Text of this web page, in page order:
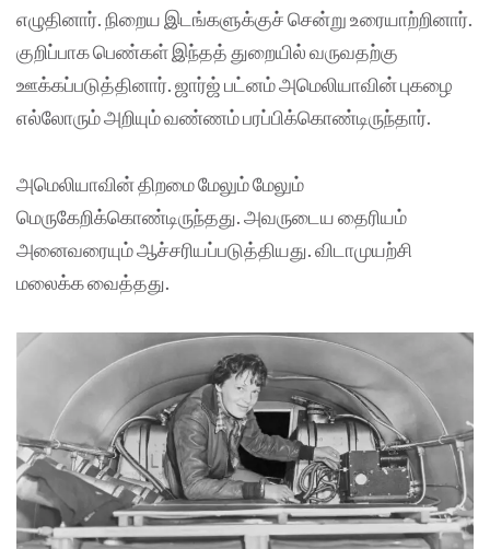
எழுதினார். நிறைய இடங்களுக்குச் சென்று உரையாற்றினார்.
குறிப்பாக பெண்கள் இந்தத் துறையில் வருவதற்கு
ஊக்கப்படுத்தினார். ஜார்ஜ் பட்னம் அமெலியாவின் புகழை
எல்லோரும் அறியும் வண்ணம் பரப்பிக்கொண்டிருந்தார்.
அமெலியாவின் திறமை மேலும் மேலும்
மெருகேறிக்கொண்டிருந்தது. அவருடைய தைரியம்
அனைவரையும் ஆச்சரியப்படுத்தியது. விடாமுயற்சி
மலைக்க வைத்தது.